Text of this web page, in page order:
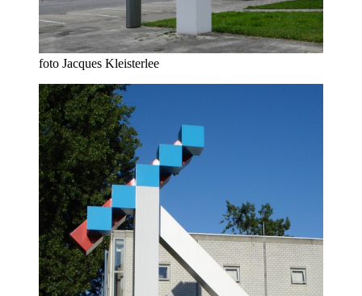
foto Jacques Kleisterlee